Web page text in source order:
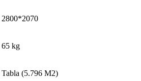
2800*2070
65 kg
Tabla (5.796 M2)